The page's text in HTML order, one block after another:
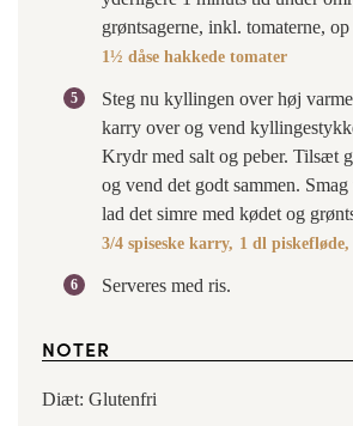
grøntsagerne, inkl. tomaterne,
1½ dåse hakkede tomater
Steg nu kyllingen over høj
karry over og vend
Krydr med salt og peber. Tilsæt
og vend det godt sammen.
lad det simre med kødet og
3/4 spiseske karry, 1 dl piskefløde,
Serveres med ris.
NOTER
Diæt: Glutenfri